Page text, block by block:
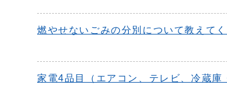
燃やせないごみの分別について教えて
家電4品目（エアコン、テレビ、冷蔵